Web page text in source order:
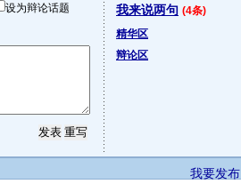
设为辩论话题 我来说两句 (4条)
精华区
辩论区
我要发布